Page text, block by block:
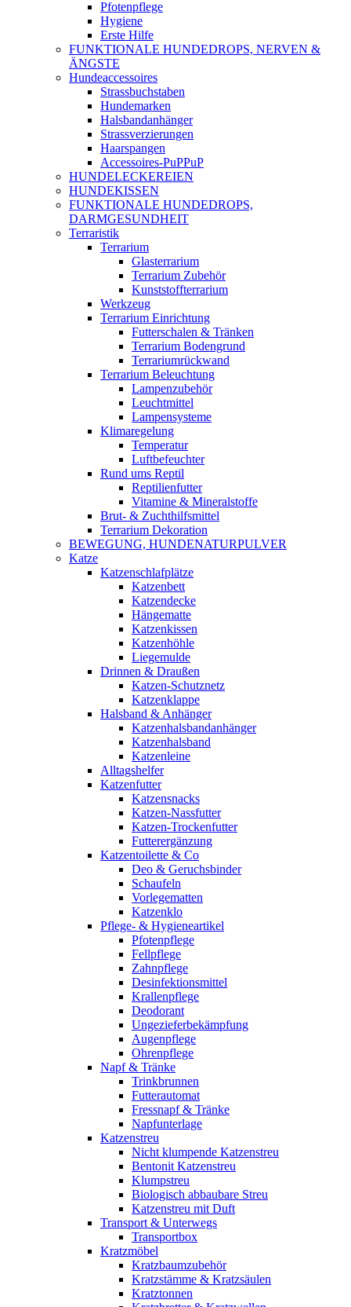
Pfotenpflege
Hygiene
Erste Hilfe
FUNKTIONALE HUNDEDROPS, NERVEN &
ÄNGSTE
Hundeaccessoires
Strassbuchstaben
Hundemarken
Halsbandanhänger
Strassverzierungen
Haarspangen
Accessoires-PuPPuP
HUNDELECKEREIEN
HUNDEKISSEN
FUNKTIONALE HUNDEDROPS,
DARMGESUNDHEIT
Terraristik
Terrarium
Glasterrarium
Terrarium Zubehör
Kunststoffterrarium
Werkzeug
Terrarium Einrichtung
Futterschalen & Tränken
Terrarium Bodengrund
Terrariumrückwand
Terrarium Beleuchtung
Lampenzubehör
Leuchtmittel
Lampensysteme
Klimaregelung
Temperatur
Luftbefeuchter
Rund ums Reptil
Reptilienfutter
Vitamine & Mineralstoffe
Brut- & Zuchthilfsmittel
Terrarium Dekoration
BEWEGUNG, HUNDENATURPULVER
Katze
Katzenschlafplätze
Katzenbett
Katzendecke
Hängematte
Katzenkissen
Katzenhöhle
Liegemulde
Drinnen & Draußen
Katzen-Schutznetz
Katzenklappe
Halsband & Anhänger
Katzenhalsbandanhänger
Katzenhalsband
Katzenleine
Alltagshelfer
Katzenfutter
Katzensnacks
Katzen-Nassfutter
Katzen-Trockenfutter
Futterergänzung
Katzentoilette & Co
Deo & Geruchsbinder
Schaufeln
Vorlegematten
Katzenklo
Pflege- & Hygieneartikel
Pfotenpflege
Fellpflege
Zahnpflege
Desinfektionsmittel
Krallenpflege
Deodorant
Ungezieferbekämpfung
Augenpflege
Ohrenpflege
Napf & Tränke
Trinkbrunnen
Futterautomat
Fressnapf & Tränke
Napfunterlage
Katzenstreu
Nicht klumpende Katzenstreu
Bentonit Katzenstreu
Klumpstreu
Biologisch abbaubare Streu
Katzenstreu mit Duft
Transport & Unterwegs
Transportbox
Kratzmöbel
Kratzbaumzubehör
Kratzstämme & Kratzsäulen
Kratztonnen